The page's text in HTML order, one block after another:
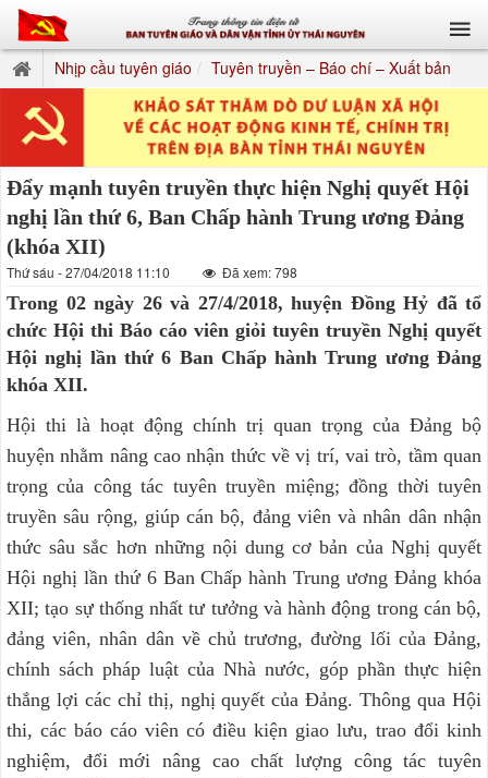
Nhịp cầu tuyên giáo Tuyên truyền – Báo chí – Xuất bản
Đẩy mạnh tuyên truyền thực hiện Nghị quyết Hội
nghị lần thứ 6, Ban Chấp hành Trung ương Đảng
(khóa XII)
Thứ sáu - 27/04/2018 11:10 Đã xem: 798
Trong 02 ngày 26 và 27/4/2018, huyện Đồng Hỷ đã tổ
chức Hội thi Báo cáo viên giỏi tuyên truyền Nghị quyết
Hội nghị lần thứ 6 Ban Chấp hành Trung ương Đảng
khóa XII.
Hội thi là hoạt động chính trị quan trọng của Đảng bộ
huyện nhằm nâng cao nhận thức về vị trí, vai trò, tầm quan
trọng của công tác tuyên truyền miệng; đồng thời tuyên
truyền sâu rộng, giúp cán bộ, đảng viên và nhân dân nhận
thức sâu sắc hơn những nội dung cơ bản của Nghị quyết
Hội nghị lần thứ 6 Ban Chấp hành Trung ương Đảng khóa
XII; tạo sự thống nhất tư tưởng và hành động trong cán bộ,
đảng viên, nhân dân về chủ trương, đường lối của Đảng,
chính sách pháp luật của Nhà nước, góp phần thực hiện
thắng lợi các chỉ thị, nghị quyết của Đảng. Thông qua Hội
thi, các báo cáo viên có điều kiện giao lưu, trao đổi kinh
nghiệm, đổi mới nâng cao chất lượng công tác tuyên